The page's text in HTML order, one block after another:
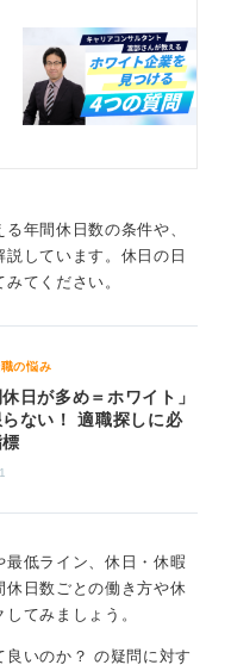
仕事選びをしよう
できるのか、一度自
。
」という言葉に安心
仕事をするよりも、
が、はるかに幸せな
ある仕事に巡り会え
分にとって良い仕事
みましょう。
年間休日数の条件や、
しています。休日の日
てください。
の悩み
休日が多め＝ホワイト」
らない！ 適職探しに必
最低ライン、休日・休暇
休日数ごとの働き方や休
てみましょう。
いのか？ の疑問に対す